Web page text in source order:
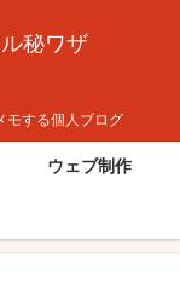
秘ワザ
モする個人ブログ
ウェブ制作